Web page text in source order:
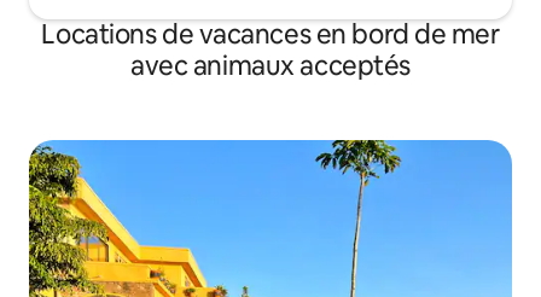
Locations de vacances en bord de mer
avec animaux acceptés